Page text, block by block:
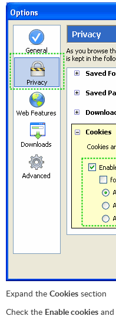
Expand the Cookies section
Check the Enable cookies and